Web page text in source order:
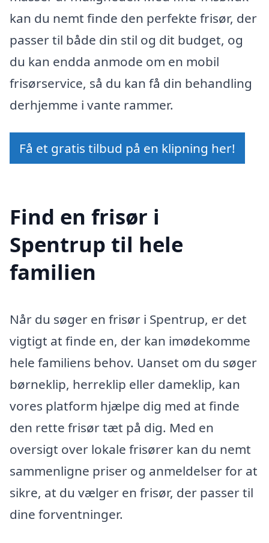
kan du nemt finde den perfekte frisør, der
passer til både din stil og dit budget, og
du kan endda anmode om en mobil
frisørservice, så du kan få din behandling
derhjemme i vante rammer.
Få et gratis tilbud på en klipning her!
Find en frisør i
Spentrup til hele
familien
Når du søger en frisør i Spentrup, er det
vigtigt at finde en, der kan imødekomme
hele familiens behov. Uanset om du søger
børneklip, herreklip eller dameklip, kan
vores platform hjælpe dig med at finde
den rette frisør tæt på dig. Med en
oversigt over lokale frisører kan du nemt
sammenligne priser og anmeldelser for at
sikre, at du vælger en frisør, der passer til
dine forventninger.